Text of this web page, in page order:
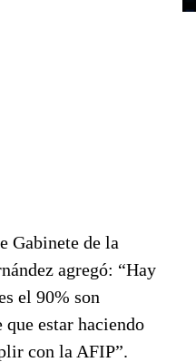
Gabinete de la
agregó: “Hay
el 90% son
estar haciendo
con la AFIP”.